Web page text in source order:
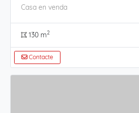
Casa en venda
130 m2
Contacte